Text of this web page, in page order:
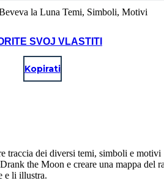
SVOJ VLASTITI
Kopirati
traccia dei diversi temi, simboli e motivi
the Moon e creare una mappa del
e li illustra.